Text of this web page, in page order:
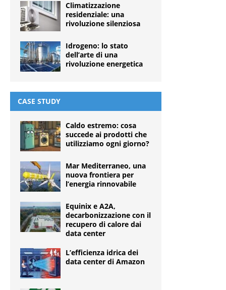
Climatizzazione
residenziale: una
rivoluzione silenziosa
Idrogeno: lo stato
dell’arte di una
rivoluzione energetica
CASE STUDY
Caldo estremo: cosa
succede ai prodotti che
utilizziamo ogni giorno?
Mar Mediterraneo, una
nuova frontiera per
l’energia rinnovabile
Equinix e A2A,
decarbonizzazione con il
recupero di calore dai
data center
L’efficienza idrica dei
data center di Amazon